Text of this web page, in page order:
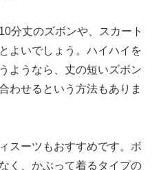
分丈のズボンや、スカート
よいでしょう。ハイハイを
ようなら、丈の短いズボン
わせるという方法もありま
スーツもおすすめです。ボ
く、かぶって着るタイプの